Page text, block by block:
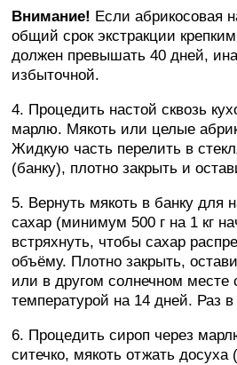
Внимание! Если абрикосовая
общий срок экстракции
должен превышать 40 дней,
избыточной.
4. Процедить настой сквозь
марлю. Мякоть или целые
Жидкую часть перелить в
(банку), плотно закрыть и
5. Вернуть мякоть в банку для
сахар (минимум 500 г на 1 кг
встряхнуть, чтобы сахар
объёму. Плотно закрыть,
или в другом солнечном месте
температурой на 14 дней. Раз в
6. Процедить сироп через
ситечко, мякоть отжать